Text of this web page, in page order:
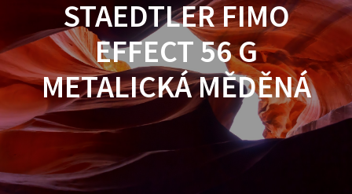
STAEDTLER FIMO
EFFECT 56 G
METALICKÁ MĚDĚNÁ